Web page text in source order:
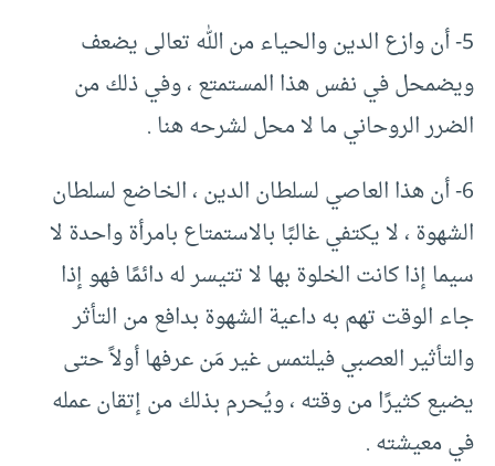
5- أن وازع الدين والحياء من الله تعالى يضعف
ويضمحل في نفس هذا المستمتع ، وفي ذلك من
الضرر الروحاني ما لا محل لشرحه هنا .
6- أن هذا العاصي لسلطان الدين ، الخاضع لسلطان
الشهوة ، لا يكتفي غالبًا بالاستمتاع بامرأة واحدة لا
سيما إذا كانت الخلوة بها لا تتيسر له دائمًا فهو إذا
جاء الوقت تهم به داعية الشهوة بدافع من التأثر
والتأثير العصبي فيلتمس غير مَن عرفها أولاً حتى
يضيع كثيرًا من وقته ، ويُحرم بذلك من إتقان عمله
في معيشته .